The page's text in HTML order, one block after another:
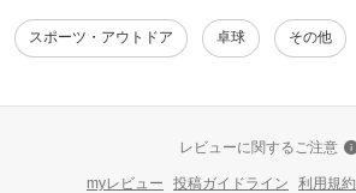
スポーツ・アウトドア 卓球 その他
レビューに関するご注意
myレビュー 投稿ガイドライン 利用規約